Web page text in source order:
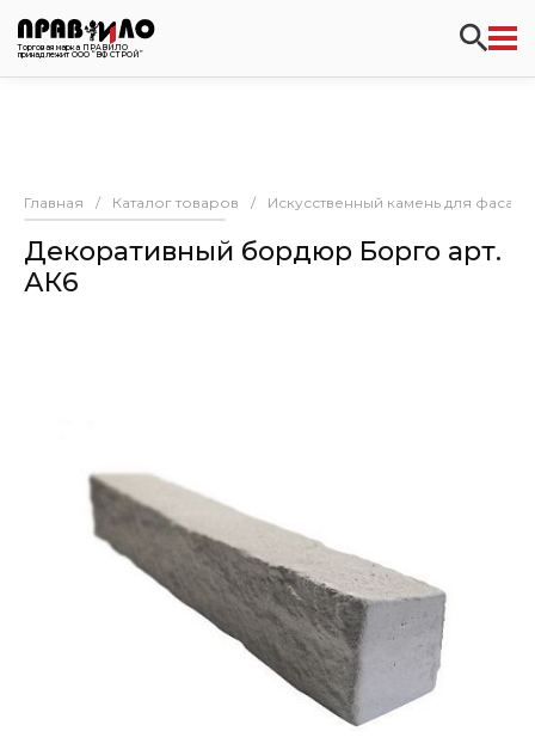
Торговая марка ПРАВИЛО
принадлежит ООО “ВФ СТРОЙ”
Главная / Каталог товаров / Искусственный камень для
Декоративный бордюр Борго арт.
АК6